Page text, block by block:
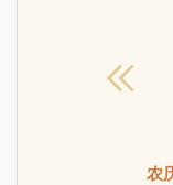
农